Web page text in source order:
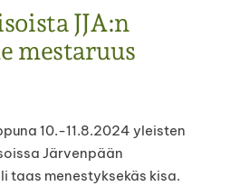
JJA:n
mestaruus
10.-11.8.2024 yleisten
Järvenpään
taas menestyksekäs kisa.